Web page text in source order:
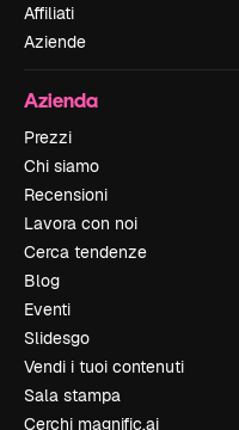
Affiliati
Aziende
Azienda
Prezzi
Chi siamo
Recensioni
Lavora con noi
Cerca tendenze
Blog
Eventi
Slidesgo
Vendi i tuoi contenuti
Sala stampa
Cerchi magnific.ai